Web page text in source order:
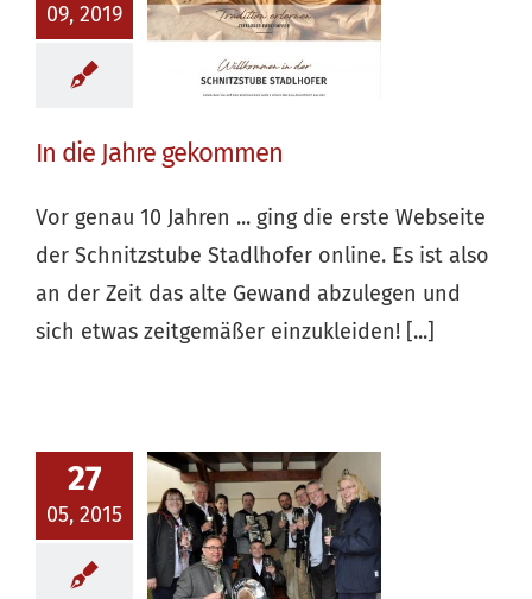
09, 2019
In die Jahre
gekommen
In die Jahre gekommen
Vor genau 10 Jahren ... ging die erste Webseite
der Schnitzstube Stadlhofer online. Es ist also
an der Zeit das alte Gewand abzulegen und
sich etwas zeitgemäßer einzukleiden! [...]
27
05, 2015
Das große 3-
fach Fest der
Stadlhofer’s